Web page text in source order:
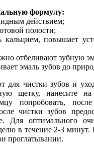
формулу:
действием;
полости;
кальцием, повышает
отбеливают зубную
эмаль зубов до
для чистки зубов и
щетку, нанесите на
попробовать,
чистки зубов
Для оптимального
в течение 2-3 минут.
проглатывании.